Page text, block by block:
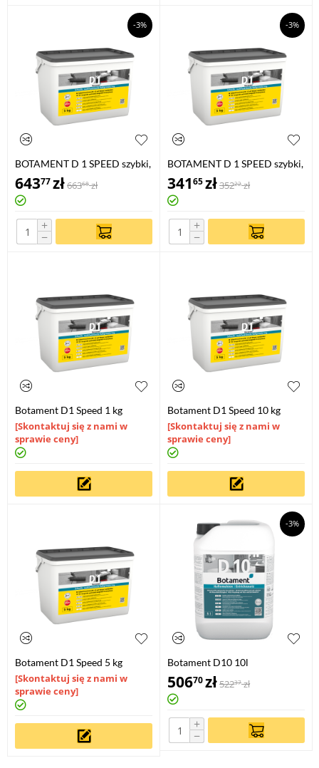
-3%
BOTAMENT D 1 SPEED szybki,
wielofunkcyjny środek
gruntujący 10 KG
64377zł66368 zł
+
−
-3%
BOTAMENT D 1 SPEED szybki,
wielofunkcyjny środek
gruntujący 5 KG
34165zł35222 zł
+
−
Botament D1 Speed 1 kg
[Skontaktuj się z nami w
sprawie ceny]
Botament D1 Speed 10 kg
[Skontaktuj się z nami w
sprawie ceny]
Botament D1 Speed 5 kg
[Skontaktuj się z nami w
sprawie ceny]
-3%
Botament D10 10l
50670zł52237 zł
+
−